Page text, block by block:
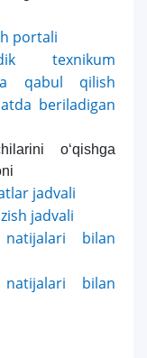
portali
texnikum
qabul qilish
beriladigan
o‘qishga
jadvali
jadvali
bilan
bilan